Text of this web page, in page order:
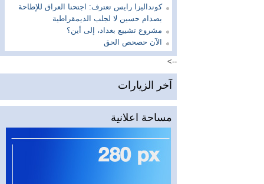
كونداليزا رايس تعترف: اجتحنا العراق للإطاحة
بصدام حسين لا لجلب الديمقراطية
مشروع تشييع بغداد، إلى أين؟
الآن حصحص الحق
-->
آخر الزيارات
مساحة اعلانية